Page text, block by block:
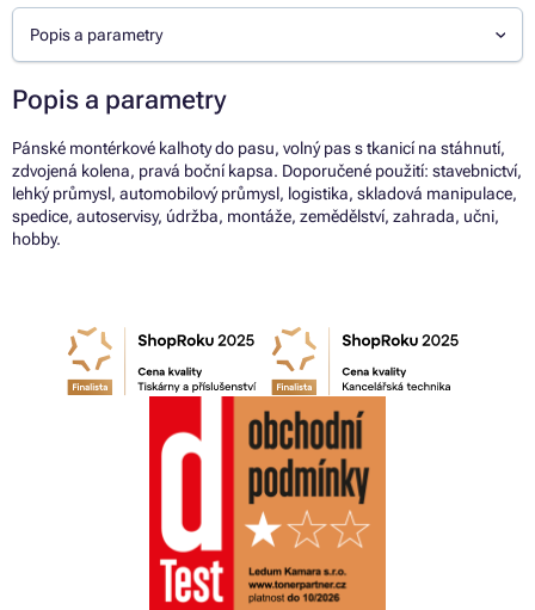
Popis a parametry
Popis a parametry
Pánské montérkové kalhoty do pasu, volný pas s tkanicí na stáhnutí,
zdvojená kolena, pravá boční kapsa. Doporučené použití: stavebnictví,
lehký průmysl, automobilový průmysl, logistika, skladová manipulace,
spedice, autoservisy, údržba, montáže, zemědělství, zahrada, učni,
hobby.